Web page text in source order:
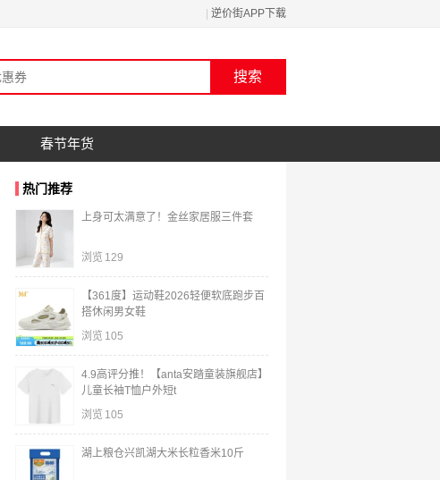
逆价街APP下载
春节年货
热门推荐
上身可太满意了！金丝家居服三件套
浏览 129
【361度】运动鞋2026轻便软底跑步百
搭休闲男女鞋
浏览 105
4.9高评分推！【anta安踏童装旗舰店】
儿童长袖T恤户外短t
浏览 105
湖上粮仓兴凯湖大米长粒香米10斤